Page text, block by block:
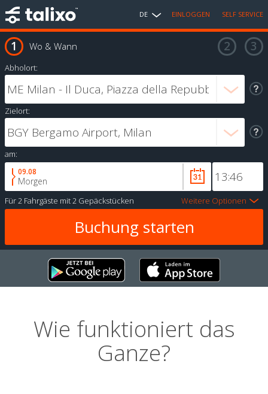
DE EINLOGGEN SELF SERVICE
Wo & Wann
Abholort:
Zielort:
am:
09.08
Morgen
Für2 Fahrgäste mit2 Gepäckstücken Weitere Optionen
Wie funktioniert das
Ganze?